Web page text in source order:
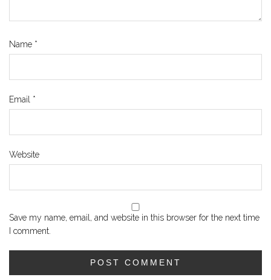
Name *
Email *
Website
Save my name, email, and website in this browser for the next time
I comment.